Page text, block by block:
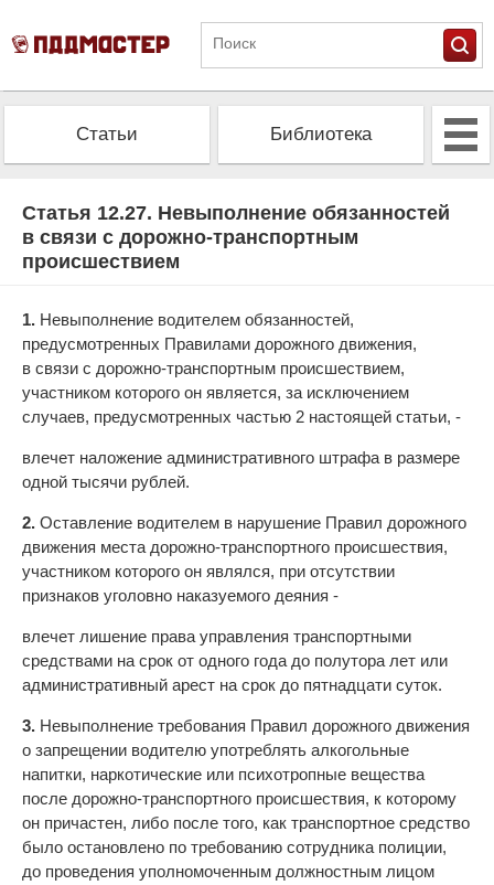
Статьи Библиотека
Экзамен
Проверить штрафы
Статья 12.27. Невыполнение обязанностей
в связи с дорожно-транспортным
происшествием
1. Невыполнение водителем обязанностей,
предусмотренных Правилами дорожного движения,
в связи с дорожно-транспортным происшествием,
участником которого он является, за исключением
случаев, предусмотренных частью 2 настоящей статьи, -
влечет наложение административного штрафа в размере
одной тысячи рублей.
2. Оставление водителем в нарушение Правил дорожного
движения места дорожно-транспортного происшествия,
участником которого он являлся, при отсутствии
признаков уголовно наказуемого деяния -
влечет лишение права управления транспортными
средствами на срок от одного года до полутора лет или
административный арест на срок до пятнадцати суток.
3. Невыполнение требования Правил дорожного движения
о запрещении водителю употреблять алкогольные
напитки, наркотические или психотропные вещества
после дорожно-транспортного происшествия, к которому
он причастен, либо после того, как транспортное средство
было остановлено по требованию сотрудника полиции,
до проведения уполномоченным должностным лицом